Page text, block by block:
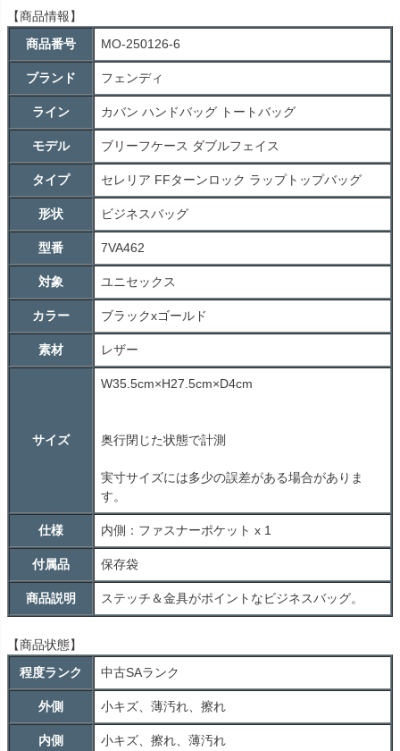
【商品情報】
商品番号
MO-250126-6
ブランド フェンディ
ライン カバン ハンドバッグ トートバッグ
モデル ブリーフケース ダブルフェイス
タイプ セレリア FFターンロック ラップトップバッグ
形状 ビジネスバッグ
型番 7VA462
対象 ユニセックス
カラー ブラックxゴールド
素材 レザー
サイズ
W35.5cm×H27.5cm×D4cm
奥行閉じた状態で計測
実寸サイズには多少の誤差がある場合がありま
す。
仕様 内側：ファスナーポケット x 1
付属品 保存袋
商品説明 ステッチ＆金具がポイントなビジネスバッグ。
【商品状態】
程度ランク
中古SAランク
外側 小キズ、薄汚れ、擦れ
内側 小キズ、擦れ、薄汚れ